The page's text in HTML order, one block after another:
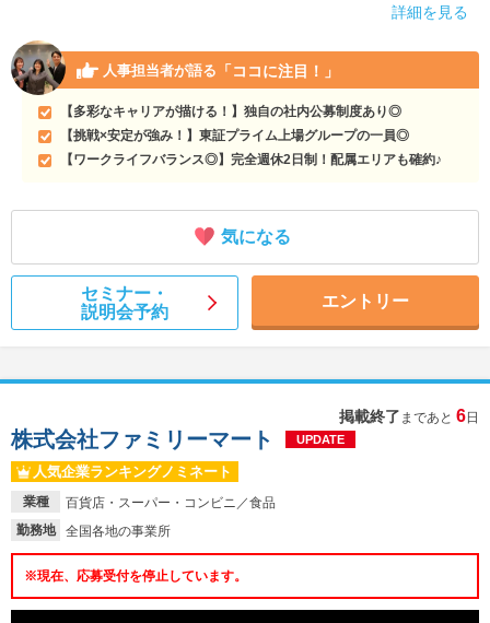
詳細を見る
人事担当者が語る 「ココに注目！」
【多彩なキャリアが描ける！】独自の社内公募制度あり◎
【挑戦×安定が強み！】東証プライム上場グループの一員◎
【ワークライフバランス◎】完全週休2日制！配属エリアも確約♪
気になる
セミナー・
説明会予約
エントリー
掲載終了 まであと 6日
業種
百貨店・スーパー・コンビニ／食品
勤務地
全国各地の事業所
株式会社ファミリーマート UPDATE
人気企業ランキングノミネート
※現在、応募受付を停止しています。